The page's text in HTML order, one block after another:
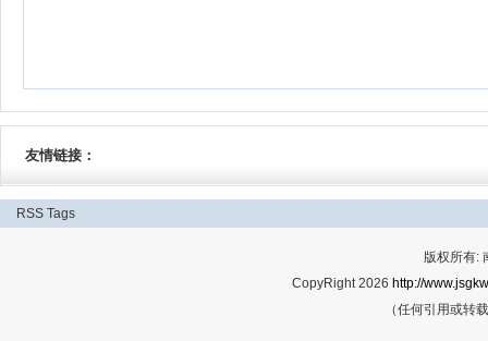
友情链接：
RSS Tags
版权所有:
CopyRight 2026 http://
（任何引用或转